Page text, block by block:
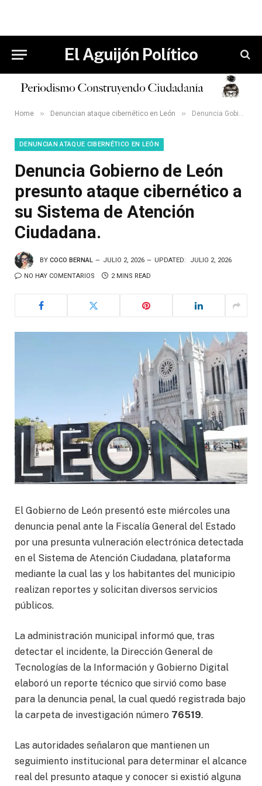
El Aguijón Político
Home » Denuncian ataque cibernético en León » Denuncia Gobierno de León presunto ataque cibernético a su Sistema de Atención Ciudadana.
DENUNCIAN ATAQUE CIBERNÉTICO EN LEÓN
Denuncia Gobierno de León
presunto ataque cibernético a
su Sistema de Atención
Ciudadana.
BY COCO BERNAL JULIO 2, 2026 UPDATED: JULIO 2, 2026
NO HAY COMENTARIOS 2 MINS READ
El Gobierno de León presentó este miércoles una
denuncia penal ante la Fiscalía General del Estado
por una presunta vulneración electrónica detectada
en el Sistema de Atención Ciudadana, plataforma
mediante la cual las y los habitantes del municipio
realizan reportes y solicitan diversos servicios
públicos.
La administración municipal informó que, tras
detectar el incidente, la Dirección General de
Tecnologías de la Información y Gobierno Digital
elaboró un reporte técnico que sirvió como base
para la denuncia penal, la cual quedó registrada bajo
la carpeta de investigación número 76519.
Las autoridades señalaron que mantienen un
seguimiento institucional para determinar el alcance
real del presunto ataque y conocer si existió alguna